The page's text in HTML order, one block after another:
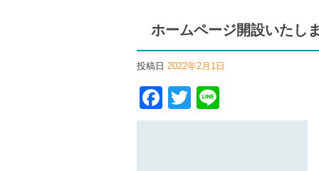
ホームページ開設いたし
投稿日 2022年2月1日
Facebook
Twitter